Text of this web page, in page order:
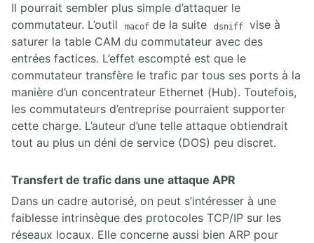
Il pourrait sembler plus simple d’attaquer le
commutateur. L’outil
macof de la suite dsniff
vise à
saturer la table CAM du commutateur avec des
entrées factices. L’effet escompté est que le
commutateur transfère le trafic par tous ses ports à la
manière d’un concentrateur Ethernet (Hub). Toutefois,
les commutateurs d’entreprise pourraient supporter
cette charge. L’auteur d’une telle attaque obtiendrait
tout au plus un déni de service (DOS) peu discret.
Transfert de trafic dans une attaque APR
Dans un cadre autorisé, on peut s’intéresser à une
faiblesse intrinsèque des protocoles TCP/IP sur les
réseaux locaux. Elle concerne aussi bien ARP pour